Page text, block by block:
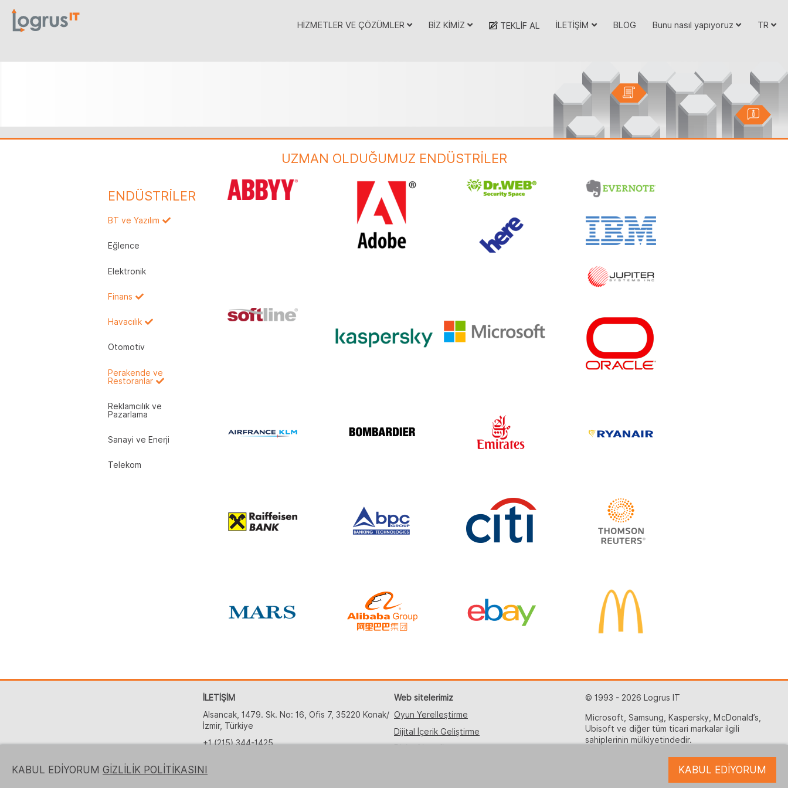
HİZMETLER VE ÇÖZÜMLER BİZ KİMİZ TEKLİF AL İLETİŞİM BLOG Bunu nasıl yapıyoruz TR
UZMAN OLDUĞUMUZ ENDÜSTRİLER
ENDÜSTRİLER
BT ve Yazılım
Eğlence
Elektronik
Finans
Havacılık
Otomotiv
Perakende ve
Restoranlar
Reklamcılık ve
Pazarlama
Sanayi ve Enerji
Telekom
İLETİŞİM
Alsancak, 1479. Sk. No: 16, Ofis 7, 35220 Konak/
İzmir, Türkiye
+1 (215) 344-1425
partnership@logrusit.com.tr
Web sitelerimiz
Oyun Yerelleştirme
Dijital İçerik Geliştirme
Bizi takip edin
© 1993 - 2026 Logrus IT
Microsoft, Samsung, Kaspersky, McDonald’s,
Ubisoft ve diğer tüm ticari markalar ilgili
sahiplerinin mülkiyetindedir.
KABUL EDİYORUM GİZLİLİK POLİTİKASINI KABUL EDİYORUM